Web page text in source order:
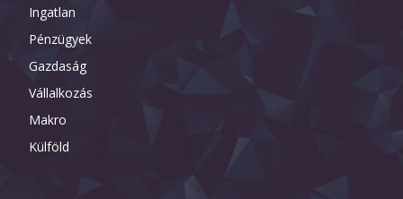
Ingatlan
Pénzügyek
Gazdaság
Vállalkozás
Makro
Külföld